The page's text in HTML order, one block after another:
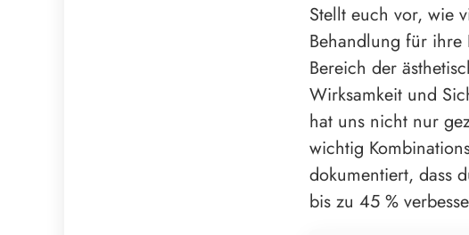
Stellt euch vor, wie
Behandlung für ihre
Bereich der
Wirksamkeit und
hat uns nicht nur
wichtig
dokumentiert, dass
bis zu 45 %